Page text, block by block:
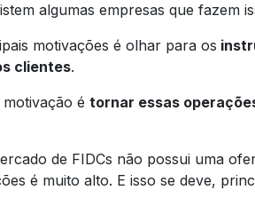
algumas empresas que fazem
motivações é olhar para os
clientes.
é tornar essas
de FIDCs não possui uma
é muito alto. E isso se deve,